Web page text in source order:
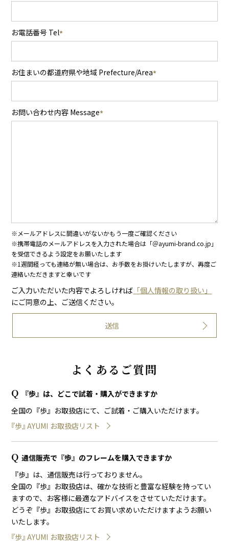
お電話番号 Tel
お住まいの都道府県や地域 Prefecture/Area
お問い合わせ内容 Message
※メールアドレスに間違いがないかもう一度ご確認ください
※携帯電話のメールアドレスを入力された場合は「＠ayumi-brand.co.jp」
を受信できるよう設定をお願いたします
※1週間経っても連絡が無い場合は、お手数をお掛けいたしますが、再度ご
連絡いただきますと幸いです
ご入力いただいた内容でよろしければ 「個人情報の取り扱い」
にご同意の上、ご送信ください。
よくあるご質問
『歩』は、どこで試着・購入ができますか
全国の『歩』お取扱店にて、ご試着・ご購入いただけます。
『歩』AYUMI お取扱店リスト
通信販売で『歩』のフレームを購入できますか
『歩』は、通信販売は行っておりません。
全国の『歩』お取扱店は、確かな技術と豊富な経験を持ってい
ますので、お客様に最適なアドバイスをさせていただけます。
どうぞ『歩』お取扱店にてお買い求めいただけますようお願い
いたします。
『歩』AYUMI お取扱店リスト